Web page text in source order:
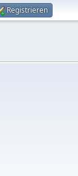
Registrieren